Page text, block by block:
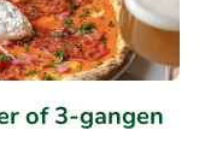
of 3-gangen